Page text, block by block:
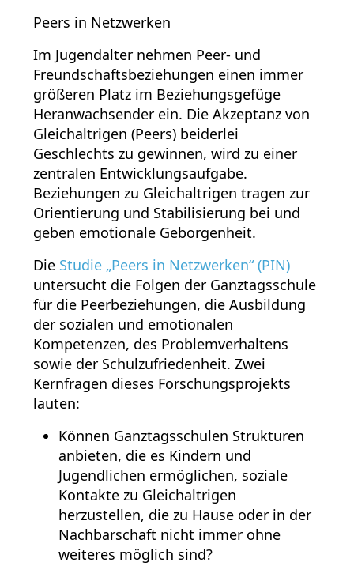
Peers in Netzwerken
Im Jugendalter nehmen Peer- und
Freundschaftsbeziehungen einen immer
größeren Platz im Beziehungsgefüge
Heranwachsender ein. Die Akzeptanz von
Gleichaltrigen (Peers) beiderlei
Geschlechts zu gewinnen, wird zu einer
zentralen Entwicklungsaufgabe.
Beziehungen zu Gleichaltrigen tragen zur
Orientierung und Stabilisierung bei und
geben emotionale Geborgenheit.
Die Studie „Peers in Netzwerken“ (PIN)
untersucht die Folgen der Ganztagsschule
für die Peerbeziehungen, die Ausbildung
der sozialen und emotionalen
Kompetenzen, des Problemverhaltens
sowie der Schulzufriedenheit. Zwei
Kernfragen dieses Forschungsprojekts
lauten:
Können Ganztagsschulen Strukturen
anbieten, die es Kindern und
Jugendlichen ermöglichen, soziale
Kontakte zu Gleichaltrigen
herzustellen, die zu Hause oder in der
Nachbarschaft nicht immer ohne
weiteres möglich sind?